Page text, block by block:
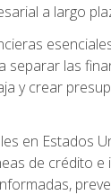
a largo
separar las
y crear
en Estados
de crédito e